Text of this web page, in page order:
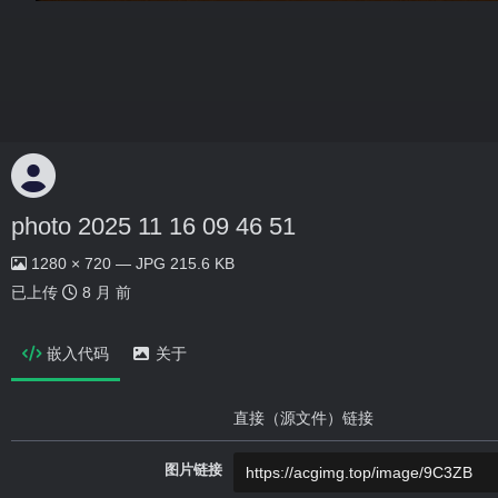
photo 2025 11 16 09 46 51
1280 × 720 — JPG 215.6 KB
已上传
8 月 前
嵌入代码 关于
直接（源文件）链接
图片链接